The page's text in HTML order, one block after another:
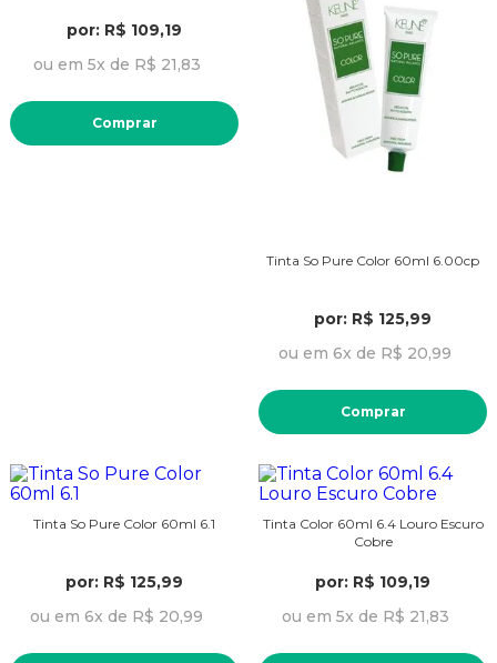
por: R$ 109,19
ou em 5x de R$ 21,83
Comprar
Tinta So Pure Color 60ml 6.00cp
por: R$ 125,99
ou em 6x de R$ 20,99
Comprar
Tinta So Pure Color 60ml 6.1
por: R$ 125,99
ou em 6x de R$ 20,99
Tinta Color 60ml 6.4 Louro Escuro
Cobre
por: R$ 109,19
ou em 5x de R$ 21,83